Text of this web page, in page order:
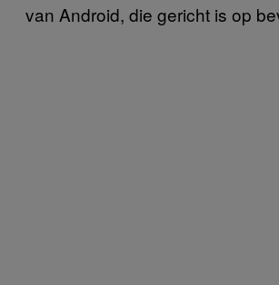
van Android, die gericht is op